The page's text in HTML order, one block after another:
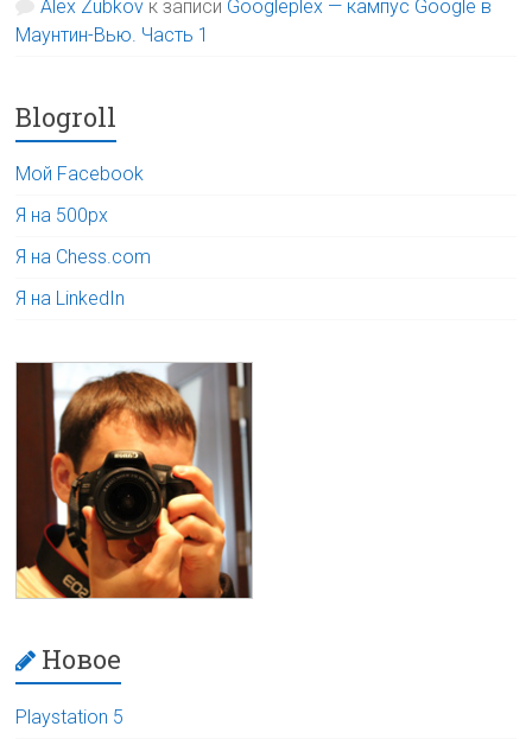
Alex Zubkov к записи Googleplex — кампус Google в
Маунтин-Вью. Часть 1
Blogroll
Мой Facebook
Я на 500px
Я на Chess.com
Я на LinkedIn
Новое
Playstation 5